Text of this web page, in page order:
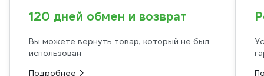
120 дней обмен и возврат
Вы можете вернуть товар, который не был
использован
Подробнее